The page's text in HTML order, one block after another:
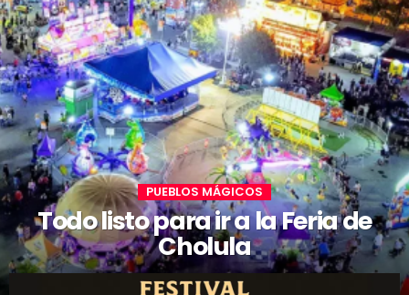
PUEBLOS MÁGICOS
Todo listo para ir a la Feria de
Cholula